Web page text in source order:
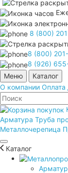
8 (800)
8 (800)
8 (926)
Меню
Каталог
О компании Оплата
Арматура Труба
Металлочерепица
Каталог